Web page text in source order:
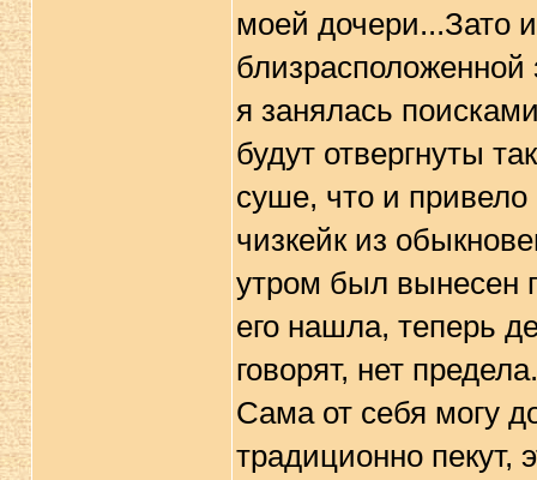
моей дочери...Зато
я занялась
будут отвергнуты
суше, что и привело
чизкейк из
утром был вынесен
его нашла, теперь
говорят, нет предела.
Сама от себя могу
традиционно пекут,